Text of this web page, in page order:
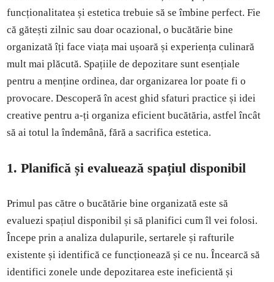
funcționalitatea și estetica trebuie să se îmbine perfect. Fie
că gătești zilnic sau doar ocazional, o bucătărie bine
organizată îți face viața mai ușoară și experiența culinară
mult mai plăcută. Spațiile de depozitare sunt esențiale
pentru a menține ordinea, dar organizarea lor poate fi o
provocare. Descoperă în acest ghid sfaturi practice și idei
creative pentru a-ți organiza eficient bucătăria, astfel încât
să ai totul la îndemână, fără a sacrifica estetica.
1. Planifică și evaluează spațiul disponibil
Primul pas către o bucătărie bine organizată este să
evaluezi spațiul disponibil și să planifici cum îl vei folosi.
Începe prin a analiza dulapurile, sertarele și rafturile
existente și identifică ce funcționează și ce nu. Încearcă să
identifici zonele unde depozitarea este ineficientă și